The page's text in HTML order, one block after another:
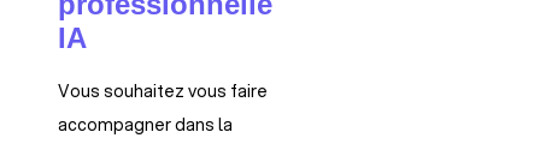
IA
Vous souhaitez vous faire
accompagner dans la